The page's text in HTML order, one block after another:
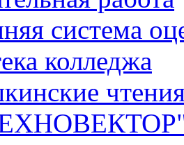
система
колледжа